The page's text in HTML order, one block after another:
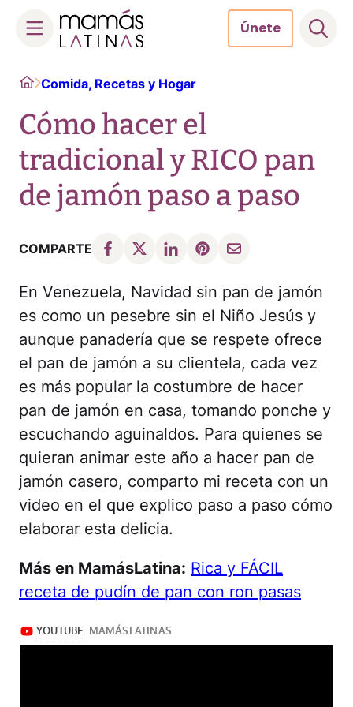
content
Únete
HomeComida, Recetas y Hogar
Cómo hacer el
tradicional y RICO pan
de jamón paso a paso
COMPARTE
En Venezuela, Navidad sin pan de jamón
es como un pesebre sin el Niño Jesús y
aunque panadería que se respete ofrece
el pan de jamón a su clientela, cada vez
es más popular la costumbre de hacer
pan de jamón en casa, tomando ponche y
escuchando aguinaldos. Para quienes se
quieran animar este año a hacer pan de
jamón casero, comparto mi receta con un
video en el que explico paso a paso cómo
elaborar esta delicia.
Más en MamásLatina: Rica y FÁCIL
receta de pudín de pan con ron pasas